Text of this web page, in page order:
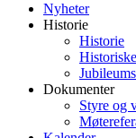
Nyheter
Historie
Historie
Dokumenter
Styre og